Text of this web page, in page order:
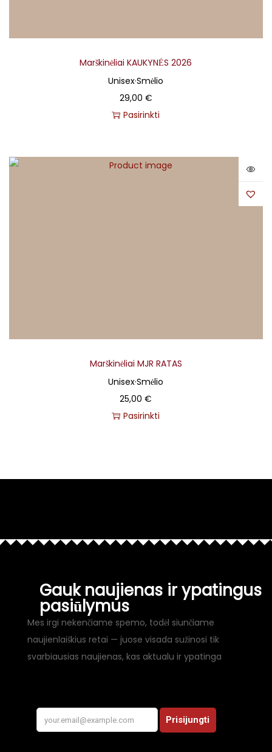
Marškinėliai KAUKYNĖS 2026
Unisex·Smėlio
29,00 €
Pasirinkti
Marškinėliai MJR RATAS
Unisex·Smėlio
25,00€
Pasirinkti
Gauk naujienas ir ypatingus
pasiūlymus
Mes irgi nekenčiame spemo, todėl siunčiame
naujienlaiškius retai — juose visada sužinosi tik
svarbiausias naujienas, kas aktualu ir ypatinga